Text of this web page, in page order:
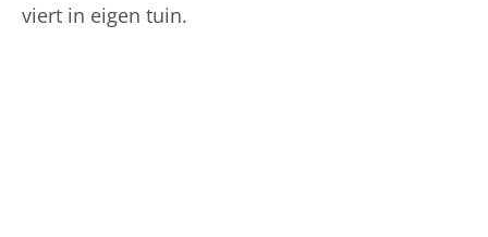
viert in eigen tuin.